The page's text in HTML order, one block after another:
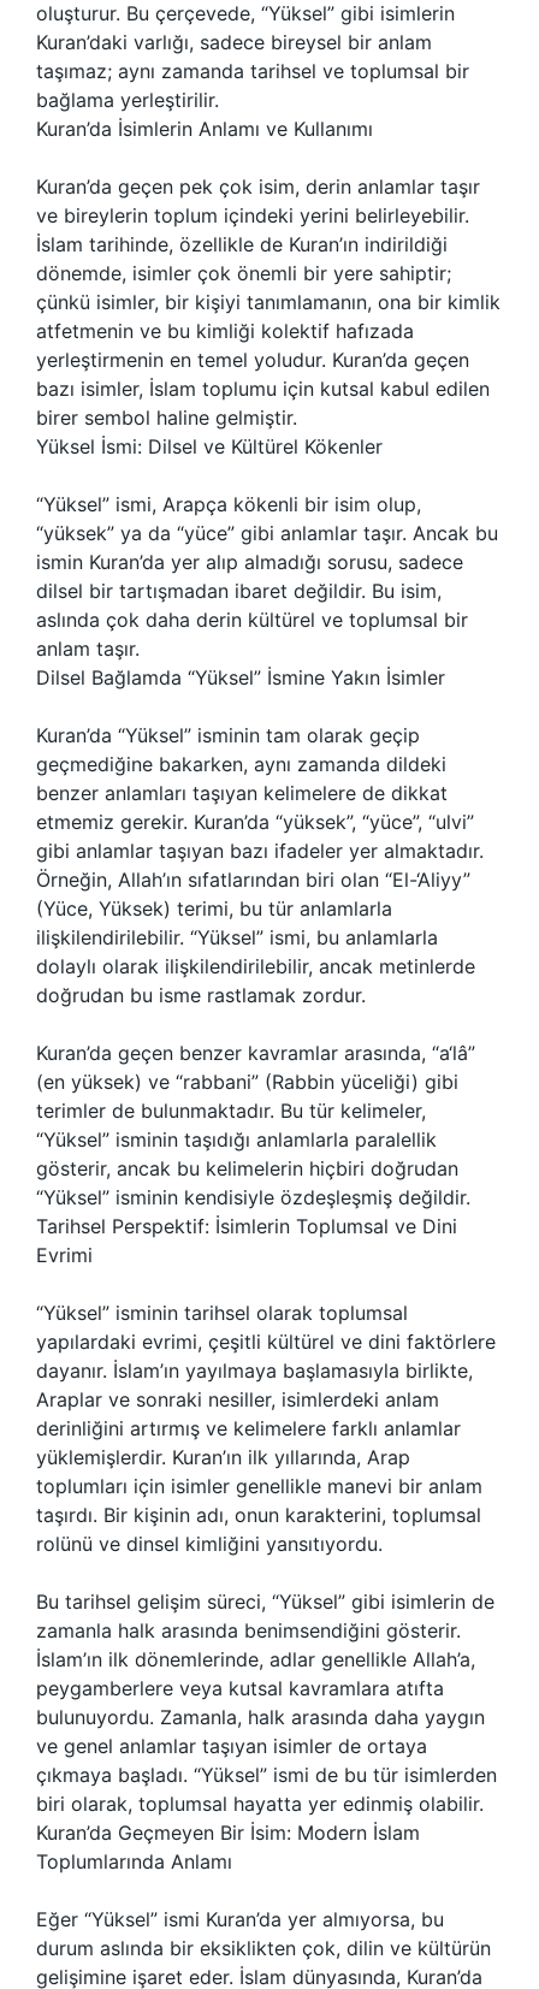
oluşturur. Bu çerçevede, “Yüksel” gibi isimlerin
Kuran’daki varlığı, sadece bireysel bir anlam
taşımaz; aynı zamanda tarihsel ve toplumsal bir
bağlama yerleştirilir.
Kuran’da İsimlerin Anlamı ve Kullanımı
Kuran’da geçen pek çok isim, derin anlamlar taşır
ve bireylerin toplum içindeki yerini belirleyebilir.
İslam tarihinde, özellikle de Kuran’ın indirildiği
dönemde, isimler çok önemli bir yere sahiptir;
çünkü isimler, bir kişiyi tanımlamanın, ona bir kimlik
atfetmenin ve bu kimliği kolektif hafızada
yerleştirmenin en temel yoludur. Kuran’da geçen
bazı isimler, İslam toplumu için kutsal kabul edilen
birer sembol haline gelmiştir.
Yüksel İsmi: Dilsel ve Kültürel Kökenler
“Yüksel” ismi, Arapça kökenli bir isim olup,
“yüksek” ya da “yüce” gibi anlamlar taşır. Ancak bu
ismin Kuran’da yer alıp almadığı sorusu, sadece
dilsel bir tartışmadan ibaret değildir. Bu isim,
aslında çok daha derin kültürel ve toplumsal bir
anlam taşır.
Dilsel Bağlamda “Yüksel” İsmine Yakın İsimler
Kuran’da “Yüksel” isminin tam olarak geçip
geçmediğine bakarken, aynı zamanda dildeki
benzer anlamları taşıyan kelimelere de dikkat
etmemiz gerekir. Kuran’da “yüksek”, “yüce”, “ulvi”
gibi anlamlar taşıyan bazı ifadeler yer almaktadır.
Örneğin, Allah’ın sıfatlarından biri olan “El-‘Aliyy”
(Yüce, Yüksek) terimi, bu tür anlamlarla
ilişkilendirilebilir. “Yüksel” ismi, bu anlamlarla
dolaylı olarak ilişkilendirilebilir, ancak metinlerde
doğrudan bu isme rastlamak zordur.
Kuran’da geçen benzer kavramlar arasında, “a‘lâ”
(en yüksek) ve “rabbani” (Rabbin yüceliği) gibi
terimler de bulunmaktadır. Bu tür kelimeler,
“Yüksel” isminin taşıdığı anlamlarla paralellik
gösterir, ancak bu kelimelerin hiçbiri doğrudan
“Yüksel” isminin kendisiyle özdeşleşmiş değildir.
Tarihsel Perspektif: İsimlerin Toplumsal ve Dini
Evrimi
“Yüksel” isminin tarihsel olarak toplumsal
yapılardaki evrimi, çeşitli kültürel ve dini faktörlere
dayanır. İslam’ın yayılmaya başlamasıyla birlikte,
Araplar ve sonraki nesiller, isimlerdeki anlam
derinliğini artırmış ve kelimelere farklı anlamlar
yüklemişlerdir. Kuran’ın ilk yıllarında, Arap
toplumları için isimler genellikle manevi bir anlam
taşırdı. Bir kişinin adı, onun karakterini, toplumsal
rolünü ve dinsel kimliğini yansıtıyordu.
Bu tarihsel gelişim süreci, “Yüksel” gibi isimlerin de
zamanla halk arasında benimsendiğini gösterir.
İslam’ın ilk dönemlerinde, adlar genellikle Allah’a,
peygamberlere veya kutsal kavramlara atıfta
bulunuyordu. Zamanla, halk arasında daha yaygın
ve genel anlamlar taşıyan isimler de ortaya
çıkmaya başladı. “Yüksel” ismi de bu tür isimlerden
biri olarak, toplumsal hayatta yer edinmiş olabilir.
Kuran’da Geçmeyen Bir İsim: Modern İslam
Toplumlarında Anlamı
Eğer “Yüksel” ismi Kuran’da yer almıyorsa, bu
durum aslında bir eksiklikten çok, dilin ve kültürün
gelişimine işaret eder. İslam dünyasında, Kuran’da